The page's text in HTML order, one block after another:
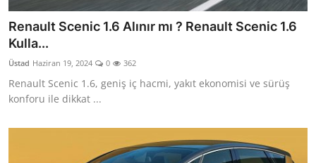
Paketler
Yağlar
Oto Bilgi
Renault Scenic 1.6 Alınır mı ? Renault Scenic 1.6
Kulla...
Üstad Haziran 19, 2024 0 362
Renault Scenic 1.6, geniş iç hacmi, yakıt ekonomisi ve sürüş
konforu ile dikkat ...